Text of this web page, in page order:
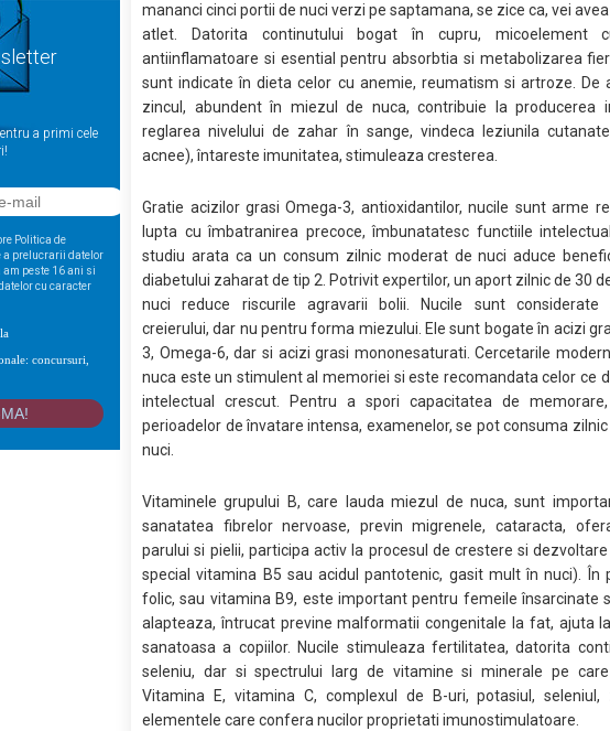
a primi cele
Politica de
a prelucrarii datelor
peste 16 ani si
cu caracter
concursuri,
mananci cinci portii de nuci verzi pe saptamana, se zice ca, vei
atlet. Datorita continutului bogat în cupru, micoelement
antiinflamatoare si esential pentru absorbtia si metabolizarea
sunt indicate în dieta celor cu anemie, reumatism si artroze. De
zincul, abundent în miezul de nuca, contribuie la producerea
reglarea nivelului de zahar în sange, vindeca leziunila
acnee), întareste imunitatea, stimuleaza cresterea.
Gratie acizilor grasi Omega-3, antioxidantilor, nucile sunt arme
lupta cu îmbatranirea precoce, îmbunatatesc functiile
studiu arata ca un consum zilnic moderat de nuci aduce
diabetului zaharat de tip 2. Potrivit expertilor, un aport zilnic de 30
nuci reduce riscurile agravarii bolii. Nucile sunt considerate
creierului, dar nu pentru forma miezului. Ele sunt bogate în acizi
3, Omega-6, dar si acizi grasi mononesaturati. Cercetarile
nuca este un stimulent al memoriei si este recomandata celor ce
intelectual crescut. Pentru a spori capacitatea de
perioadelor de învatare intensa, examenelor, se pot consuma zilnic
nuci.
Vitaminele grupului B, care lauda miezul de nuca, sunt
sanatatea fibrelor nervoase, previn migrenele, cataracta,
parului si pielii, participa activ la procesul de crestere si
special vitamina B5 sau acidul pantotenic, gasit mult în nuci). În
folic, sau vitamina B9, este important pentru femeile însarcinate
alapteaza, întrucat previne malformatii congenitale la fat, ajuta
sanatoasa a copiilor. Nucile stimuleaza fertilitatea, datorita
seleniu, dar si spectrului larg de vitamine si minerale pe care
Vitamina E, vitamina C, complexul de B-uri, potasiul, seleniul,
elementele care confera nucilor proprietati imunostimulatoare.